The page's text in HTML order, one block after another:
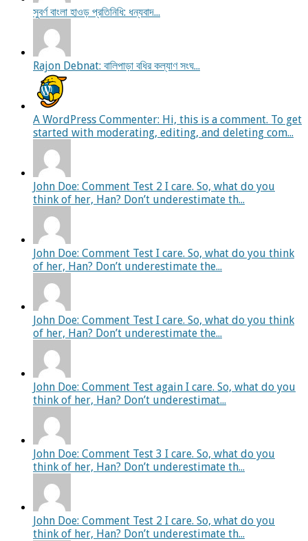
সুবর্ণ বাংলা হাওড় প্রতিনিধি: ধন্যবাদ...
Rajon Debnat: বালিপাড়া বধির কল্যাণ সংঘ...
A WordPress Commenter: Hi, this is a comment. To get
started with moderating, editing, and deleting com...
John Doe: Comment Test 2 I care. So, what do you
think of her, Han? Don’t underestimate th...
John Doe: Comment Test I care. So, what do you think
of her, Han? Don’t underestimate the...
John Doe: Comment Test I care. So, what do you think
of her, Han? Don’t underestimate the...
John Doe: Comment Test again I care. So, what do you
think of her, Han? Don’t underestimat...
John Doe: Comment Test 3 I care. So, what do you
think of her, Han? Don’t underestimate th...
John Doe: Comment Test 2 I care. So, what do you
think of her, Han? Don’t underestimate th...